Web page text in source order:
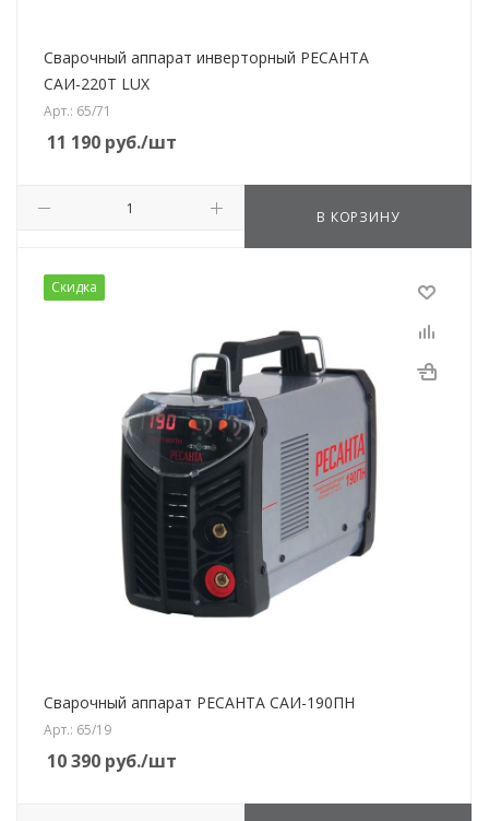
Сварочный аппарат инверторный РЕСАНТА
САИ-220T LUX
Арт.: 65/71
11 190 руб./шт
В КОРЗИНУ
Скидка
Сварочный аппарат РЕСАНТА САИ-190ПН
Арт.: 65/19
10 390 руб./шт